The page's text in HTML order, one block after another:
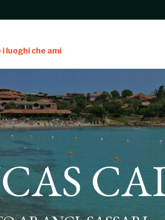
luoghi che ami